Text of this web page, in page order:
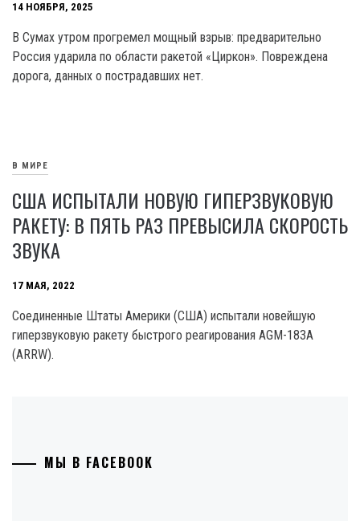
14 НОЯБРЯ, 2025
В Сумах утром прогремел мощный взрыв: предварительно
Россия ударила по области ракетой «Циркон». Повреждена
дорога, данных о пострадавших нет.
В МИРЕ
США ИСПЫТАЛИ НОВУЮ ГИПЕРЗВУКОВУЮ
РАКЕТУ: В ПЯТЬ РАЗ ПРЕВЫСИЛА СКОРОСТЬ
ЗВУКА
17 МАЯ, 2022
Соединенные Штаты Америки (США) испытали новейшую
гиперзвуковую ракету быстрого реагирования AGM-183A
(ARRW).
МЫ В FACEBOOK